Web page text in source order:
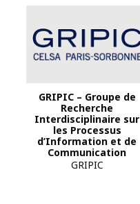
GRIPIC – Groupe de
Recherche
Interdisciplinaire sur
les Processus
d’Information et de
Communication
GRIPIC